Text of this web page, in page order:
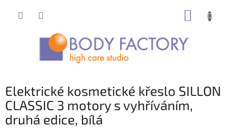
Elektrické kosmetické křeslo SILLON
CLASSIC 3 motory s vyhříváním,
druhá edice, bílá